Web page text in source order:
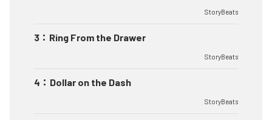
StoryBeats
3 ： Ring From the Drawer
StoryBeats
4 ： Dollar on the Dash
StoryBeats